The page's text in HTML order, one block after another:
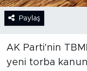
Paylaş
AK Parti'nin
yeni torba
POLİTİKA
SPOR